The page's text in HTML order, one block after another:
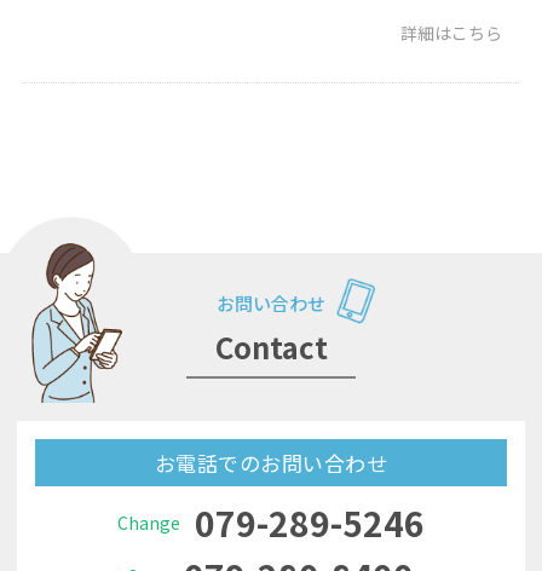
詳細はこちら
お問い合わせ
Contact
お電話でのお問い合わせ
Change 079-289-5246